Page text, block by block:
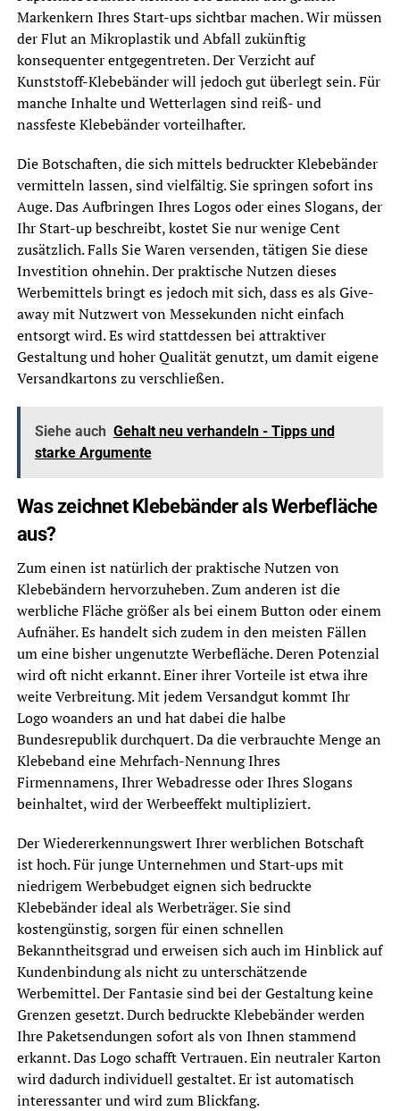
Markenkern Ihres Start-ups sichtbar machen. Wir müssen
der Flut an Mikroplastik und Abfall zukünftig
konsequenter entgegentreten. Der Verzicht auf
Kunststoff-Klebebänder will jedoch gut überlegt sein. Für
manche Inhalte und Wetterlagen sind reiß- und
nassfeste Klebebänder vorteilhafter.
Die Botschaften, die sich mittels bedruckter Klebebänder
vermitteln lassen, sind vielfältig. Sie springen sofort ins
Auge. Das Aufbringen Ihres Logos oder eines Slogans, der
Ihr Start-up beschreibt, kostet Sie nur wenige Cent
zusätzlich. Falls Sie Waren versenden, tätigen Sie diese
Investition ohnehin. Der praktische Nutzen dieses
Werbemittels bringt es jedoch mit sich, dass es als Give-
away mit Nutzwert von Messekunden nicht einfach
entsorgt wird. Es wird stattdessen bei attraktiver
Gestaltung und hoher Qualität genutzt, um damit eigene
Versandkartons zu verschließen.
Siehe auch Gehalt neu verhandeln - Tipps und
starke Argumente
Was zeichnet Klebebänder als Werbefläche
aus?
Zum einen ist natürlich der praktische Nutzen von
Klebebändern hervorzuheben. Zum anderen ist die
werbliche Fläche größer als bei einem Button oder einem
Aufnäher. Es handelt sich zudem in den meisten Fällen
um eine bisher ungenutzte Werbefläche. Deren Potenzial
wird oft nicht erkannt. Einer ihrer Vorteile ist etwa ihre
weite Verbreitung. Mit jedem Versandgut kommt Ihr
Logo woanders an und hat dabei die halbe
Bundesrepublik durchquert. Da die verbrauchte Menge an
Klebeband eine Mehrfach-Nennung Ihres
Firmennamens, Ihrer Webadresse oder Ihres Slogans
beinhaltet, wird der Werbeeffekt multipliziert.
Der Wiedererkennungswert Ihrer werblichen Botschaft
ist hoch. Für junge Unternehmen und Start-ups mit
niedrigem Werbebudget eignen sich bedruckte
Klebebänder ideal als Werbeträger. Sie sind
kostengünstig, sorgen für einen schnellen
Bekanntheitsgrad und erweisen sich auch im Hinblick auf
Kundenbindung als nicht zu unterschätzende
Werbemittel. Der Fantasie sind bei der Gestaltung keine
Grenzen gesetzt. Durch bedruckte Klebebänder werden
Ihre Paketsendungen sofort als von Ihnen stammend
erkannt. Das Logo schafft Vertrauen. Ein neutraler Karton
wird dadurch individuell gestaltet. Er ist automatisch
interessanter und wird zum Blickfang.